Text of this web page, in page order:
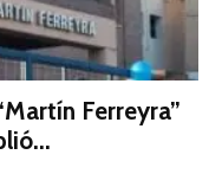
Ferreyra”